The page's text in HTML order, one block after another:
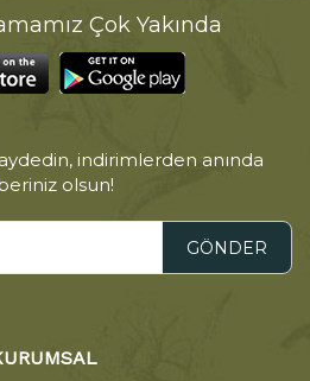
Çok Yakında
indirimlerden anında
olsun!
GÖNDER